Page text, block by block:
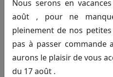
Nous serons en
août , pour ne
pleinement de nos
pas à passer commande
aurons le plaisir de vous
du 17 août .
Frizzy pazzy